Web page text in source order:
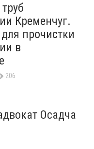
Кременчуг.
прочистки
в
206
Осадча